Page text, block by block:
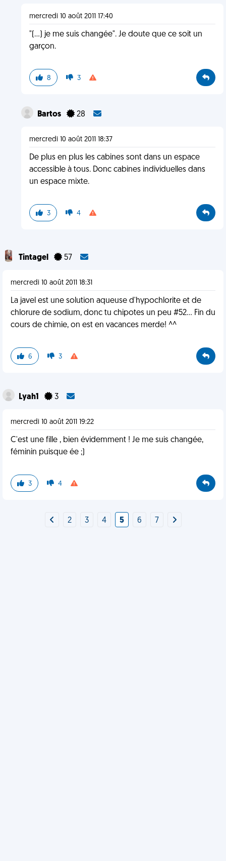
mercredi 10 août 2011 17:40
"(...) je me suis changée". Je doute que ce soit un
garçon.
8 3
Bartos 28
mercredi 10 août 2011 18:37
De plus en plus les cabines sont dans un espace
accessible à tous. Donc cabines individuelles dans
un espace mixte.
3 4
Tintagel 57
mercredi 10 août 2011 18:31
La javel est une solution aqueuse d'hypochlorite et de
chlorure de sodium, donc tu chipotes un peu #52... Fin du
cours de chimie, on est en vacances merde! ^^
6 3
Lyah1 3
mercredi 10 août 2011 19:22
C'est une fille , bien évidemment ! Je me suis changée,
féminin puisque ée ;)
3 4
2 3 4 5 6 7